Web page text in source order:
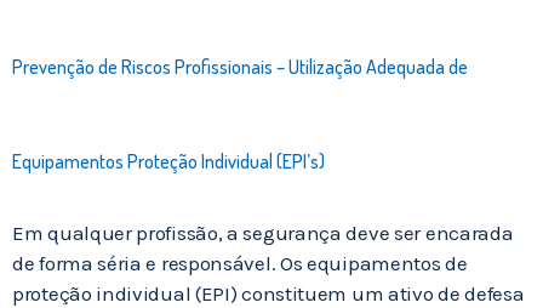
Prevenção de Riscos Profissionais – Utilização Adequada de
Equipamentos Proteção Individual (EPI’s)
Em qualquer profissão, a segurança deve ser encarada
de forma séria e responsável. Os equipamentos de
proteção individual (EPI) constituem um ativo de defesa